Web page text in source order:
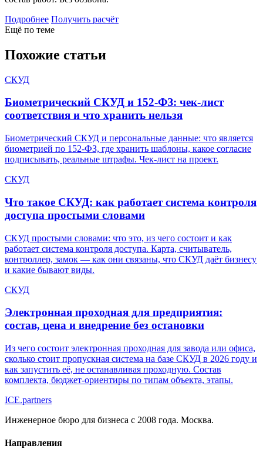
Подробнее Получить расчёт
Ещё по теме
Похожие статьи
СКУД
Биометрический СКУД и 152-ФЗ: чек-лист
соответствия и что хранить нельзя
Биометрический СКУД и персональные данные: что является
биометрией по 152-ФЗ, где хранить шаблоны, какое согласие
подписывать, реальные штрафы. Чек-лист на проект.
СКУД
Что такое СКУД: как работает система контроля
доступа простыми словами
СКУД простыми словами: что это, из чего состоит и как
работает система контроля доступа. Карта, считыватель,
контроллер, замок — как они связаны, что СКУД даёт бизнесу
и какие бывают виды.
СКУД
Электронная проходная для предприятия:
состав, цена и внедрение без остановки
Из чего состоит электронная проходная для завода или офиса,
сколько стоит пропускная система на базе СКУД в 2026 году и
как запустить её, не останавливая проходную. Состав
комплекта, бюджет-ориентиры по типам объекта, этапы.
ICE.partners
Инженерное бюро для бизнеса с 2008 года. Москва.
Направления